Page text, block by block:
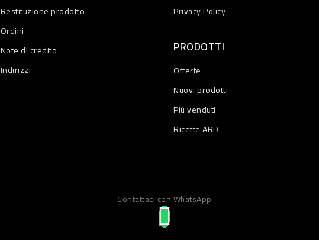
Restituzione prodotto
Ordini
Note di credito
Indirizzi
Privacy Policy
PRODOTTI
Offerte
Nuovi prodotti
Più venduti
Ricette ARD
Contattaci con WhatsApp